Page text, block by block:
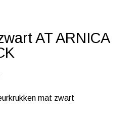
AT ARNICA
mat zwart